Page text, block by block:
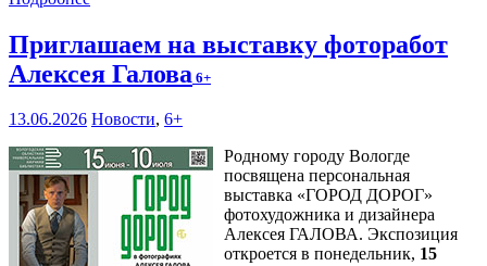
Приглашаем на выставку фоторабот
Алексея Галова 6+
13.06.2026 Новости, 6+
Родному городу Вологде
посвящена персональная
выставка «ГОРОД ДОРОГ»
фотохудожника и дизайнера
Алексея ГАЛОВА. Экспозиция
откроется в понедельник, 15